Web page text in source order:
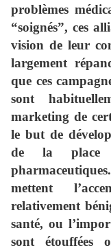
problèmes
“soignés”, ces
vision de leur
largement
que ces
sont
marketing de
le but de
de la place
mettent
relativement
santé, ou
sont étouffées